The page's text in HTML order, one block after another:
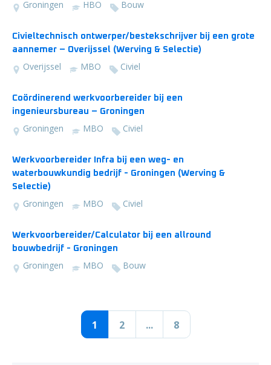
Groningen HBO Bouw
Civieltechnisch ontwerper/bestekschrijver bij een grote
aannemer – Overijssel (Werving & Selectie)
Overijssel MBO Civiel
Coördinerend werkvoorbereider bij een
ingenieursbureau – Groningen
Groningen MBO Civiel
Werkvoorbereider Infra bij een weg- en
waterbouwkundig bedrijf - Groningen (Werving &
Selectie)
Groningen MBO Civiel
Werkvoorbereider/Calculator bij een allround
bouwbedrijf - Groningen
Groningen MBO Bouw
1 2 ... 8